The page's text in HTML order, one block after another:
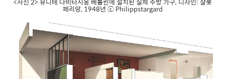
페리앙, 1948년 ⓒ Philippstargard